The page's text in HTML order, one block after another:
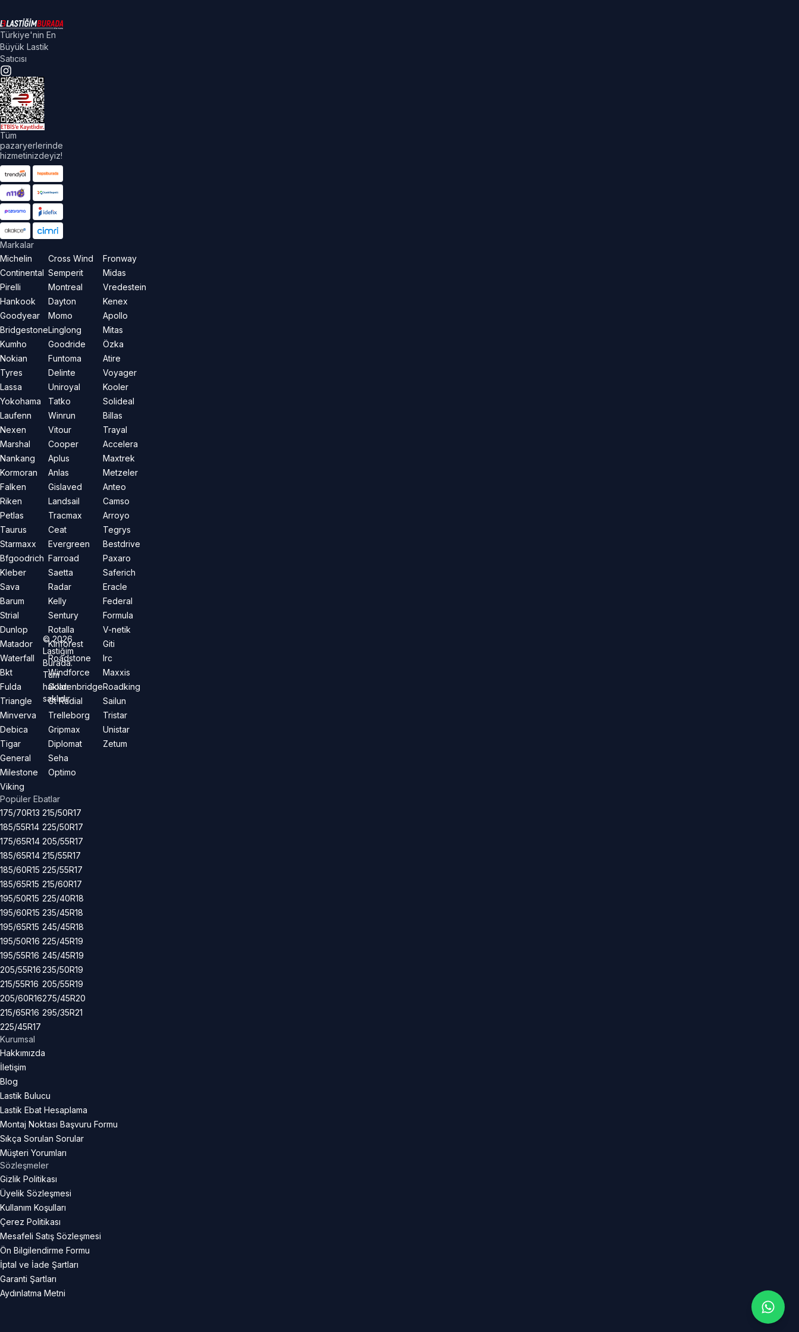
Türkiye'nin En
Büyük Lastik
Satıcısı
Tüm
pazaryerlerinde
hizmetinizdeyiz!
Markalar
Michelin
Continental
Pirelli
Hankook
Goodyear
Bridgestone
Kumho
Nokian
Tyres
Lassa
Yokohama
Laufenn
Nexen
Marshal
Nankang
Kormoran
Falken
Riken
Petlas
Taurus
Starmaxx
Bfgoodrich
Kleber
Sava
Barum
Strial
Dunlop
Matador
Waterfall
Bkt
Fulda
Triangle
Minverva
Debica
Tigar
General
Milestone
Viking
Cross Wind
Semperit
Montreal
Dayton
Momo
Linglong
Goodride
Funtoma
Delinte
Uniroyal
Tatko
Winrun
Vitour
Cooper
Aplus
Anlas
Gislaved
Landsail
Tracmax
Ceat
Evergreen
Farroad
Saetta
Radar
Kelly
Sentury
Rotalla
Kinforest
Roadstone
Windforce
Goldenbridge
Gt Radial
Trelleborg
Gripmax
Diplomat
Seha
Optimo
Fronway
Midas
Vredestein
Kenex
Apollo
Mitas
Özka
Atire
Voyager
Kooler
Solideal
Billas
Trayal
Accelera
Maxtrek
Metzeler
Anteo
Camso
Arroyo
Tegrys
Bestdrive
Paxaro
Saferich
Eracle
Federal
Formula
V-netik
Giti
Irc
Maxxis
Roadking
Sailun
Tristar
Unistar
Zetum
Popüler Ebatlar
175/70R13
185/55R14
175/65R14
185/65R14
185/60R15
185/65R15
195/50R15
195/60R15
195/65R15
195/50R16
195/55R16
205/55R16
215/55R16
205/60R16
215/65R16
225/45R17
215/50R17
225/50R17
205/55R17
215/55R17
225/55R17
215/60R17
225/40R18
235/45R18
245/45R18
225/45R19
245/45R19
235/50R19
205/55R19
275/45R20
295/35R21
Kurumsal
Hakkımızda
İletişim
Blog
Lastik Bulucu
Lastik Ebat Hesaplama
Montaj Noktası Başvuru Formu
Sıkça Sorulan Sorular
Müşteri Yorumları
Sözleşmeler
Gizlik Politikası
Üyelik Sözleşmesi
Kullanım Koşulları
Çerez Politikası
Mesafeli Satış Sözleşmesi
Ön Bilgilendirme Formu
İptal ve İade Şartları
Garanti Şartları
Aydınlatma Metni
©2026
Lastiğim
Burada.
Tüm
hakları
saklıdır.